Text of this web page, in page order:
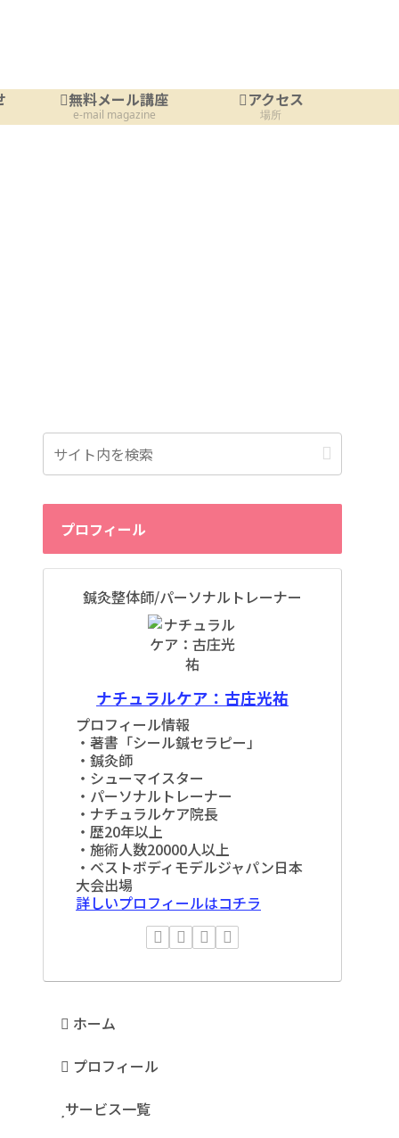
無料メール講座
e-mail magazine
アクセス
場所
プロフィール
鍼灸整体師/パーソナルトレーナー
ナチュラルケア：古庄光祐
プロフィール情報
・著書「シール鍼セラピー」
・鍼灸師
・シューマイスター
・パーソナルトレーナー
・ナチュラルケア院長
・歴20年以上
・施術人数20000人以上
・ベストボディモデルジャパン日本
大会出場
詳しいプロフィールはコチラ
ホーム
プロフィール
サービス一覧